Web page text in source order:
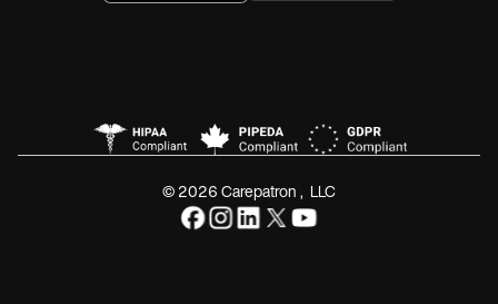
© 2026 Carepatron, LLC